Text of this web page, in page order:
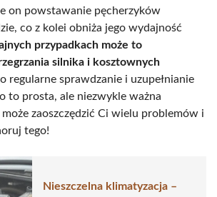
on powstawanie pęcherzyków
co z kolei obniża jego wydajność
przypadkach może to
silnika i kosztownych
regularne sprawdzanie i uzupełnianie
to prosta, ale niezwykle ważna
zaoszczędzić Ci wielu problemów i
tego!
Nieszczelna klimatyzacja –